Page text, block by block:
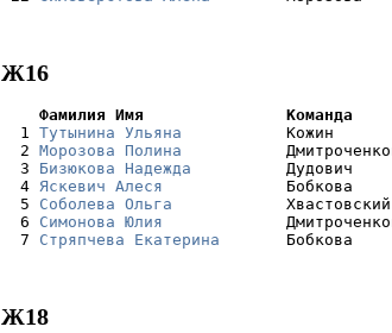
Ж16
Фамилия Имя               Команда
1 Тутынина Ульяна
Кожин
  2
Морозова Полина
  3
Бизюкова Надежда
Дудович
  4
Яскевич Алеся
Бобкова
  5
Соболева Ольга
  6
Симонова Юлия
  7
Стряпчева Екатерина
Бобкова
Ж18